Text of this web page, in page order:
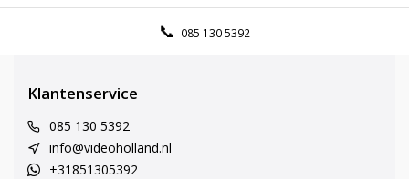
085 130 5392
Klantenservice
085 130 5392
info@videoholland.nl
+31851305392